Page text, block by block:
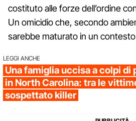
costituto alle forze dell’ordine
Un omicidio che, secondo
sarebbe maturato in un
LEGGI ANCHE
Una famiglia uccisa a colpi di
in North Carolina: tra le
sospettato killer